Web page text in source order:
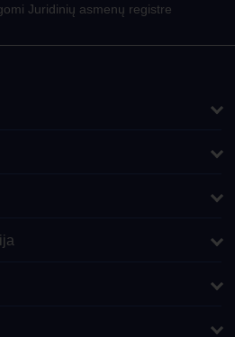
Juridinių asmenų registre